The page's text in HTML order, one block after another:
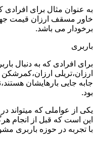
به عنوان مثال برای افرادی
خاور مسقف ارزان قیمت
برخودار می باشد.
باربری
برای افرادی که به دنبال
ارزان،تریلی
جابه جایی بارهایشان
بود.
یکی از عواملی که میتواند
این است که قبل از انجام
با تجربه در حوزه باربری